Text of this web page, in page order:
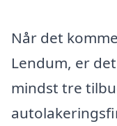
Når det
Lendum, er
mindst tre